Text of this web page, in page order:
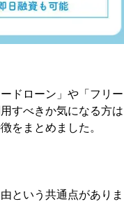
ドローン」や「フリー
すべきか気になる方は
をまとめました。
という共通点がありま